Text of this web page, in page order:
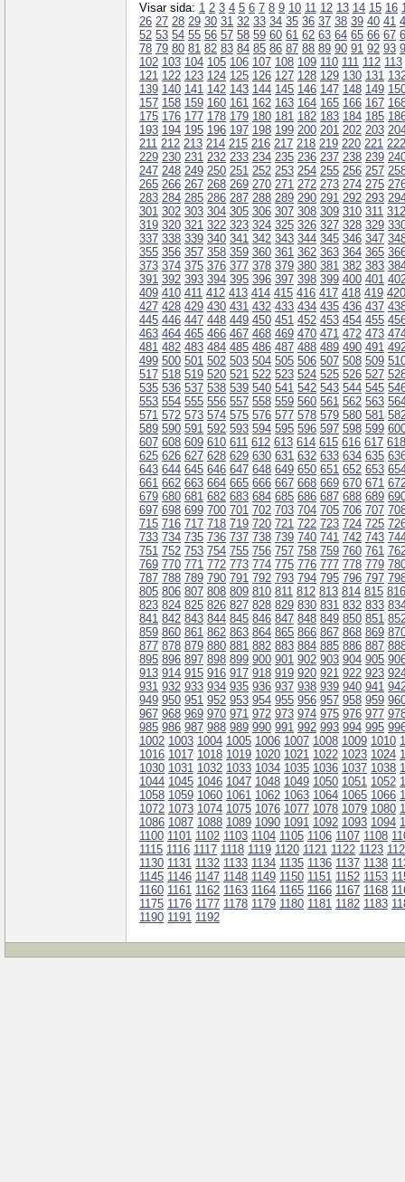
Visar sida: 1 2 3 4 5 6 7 8 9 10 11 12 13 14 15 16
26 27 28 29 30 31 32 33 34 35 36 37 38 39 40 41
52 53 54 55 56 57 58 59 60 61 62 63 64 65 66 67
78 79 80 81 82 83 84 85 86 87 88 89 90 91 92 93
102 103 104 105 106 107 108 109 110 111 112 113
121 122 123 124 125 126 127 128 129 130 131
139 140 141 142 143 144 145 146 147 148 149
157 158 159 160 161 162 163 164 165 166 167
175 176 177 178 179 180 181 182 183 184 185
193 194 195 196 197 198 199 200 201 202 203
211 212 213 214 215 216 217 218 219 220 221 222
229 230 231 232 233 234 235 236 237 238 239
247 248 249 250 251 252 253 254 255 256 257
265 266 267 268 269 270 271 272 273 274 275
283 284 285 286 287 288 289 290 291 292 293
301 302 303 304 305 306 307 308 309 310 311 312
319 320 321 322 323 324 325 326 327 328 329
337 338 339 340 341 342 343 344 345 346 347
355 356 357 358 359 360 361 362 363 364 365
373 374 375 376 377 378 379 380 381 382 383
391 392 393 394 395 396 397 398 399 400 401
409 410 411 412 413 414 415 416 417 418 419 420
427 428 429 430 431 432 433 434 435 436 437
445 446 447 448 449 450 451 452 453 454 455
463 464 465 466 467 468 469 470 471 472 473
481 482 483 484 485 486 487 488 489 490 491
499 500 501 502 503 504 505 506 507 508 509
517 518 519 520 521 522 523 524 525 526 527
535 536 537 538 539 540 541 542 543 544 545
553 554 555 556 557 558 559 560 561 562 563
571 572 573 574 575 576 577 578 579 580 581
589 590 591 592 593 594 595 596 597 598 599
607 608 609 610 611 612 613 614 615 616 617 618
625 626 627 628 629 630 631 632 633 634 635
643 644 645 646 647 648 649 650 651 652 653
661 662 663 664 665 666 667 668 669 670 671
679 680 681 682 683 684 685 686 687 688 689
697 698 699 700 701 702 703 704 705 706 707
715 716 717 718 719 720 721 722 723 724 725
733 734 735 736 737 738 739 740 741 742 743
751 752 753 754 755 756 757 758 759 760 761
769 770 771 772 773 774 775 776 777 778 779
787 788 789 790 791 792 793 794 795 796 797
805 806 807 808 809 810 811 812 813 814 815 816
823 824 825 826 827 828 829 830 831 832 833
841 842 843 844 845 846 847 848 849 850 851
859 860 861 862 863 864 865 866 867 868 869
877 878 879 880 881 882 883 884 885 886 887
895 896 897 898 899 900 901 902 903 904 905
913 914 915 916 917 918 919 920 921 922 923
931 932 933 934 935 936 937 938 939 940 941
949 950 951 952 953 954 955 956 957 958 959
967 968 969 970 971 972 973 974 975 976 977
985 986 987 988 989 990 991 992 993 994 995
1002 1003 1004 1005 1006 1007 1008 1009 1010
1016 1017 1018 1019 1020 1021 1022 1023 1024
1030 1031 1032 1033 1034 1035 1036 1037 1038
1044 1045 1046 1047 1048 1049 1050 1051 1052
1058 1059 1060 1061 1062 1063 1064 1065 1066
1072 1073 1074 1075 1076 1077 1078 1079 1080
1086 1087 1088 1089 1090 1091 1092 1093 1094
1100 1101 1102 1103 1104 1105 1106 1107 1108
1115 1116 1117 1118 1119 1120 1121 1122 1123
1130 1131 1132 1133 1134 1135 1136 1137 1138
1145 1146 1147 1148 1149 1150 1151 1152 1153
1160 1161 1162 1163 1164 1165 1166 1167 1168
1175 1176 1177 1178 1179 1180 1181 1182 1183
1190 1191 1192